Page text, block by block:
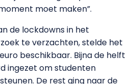
moet maken”.
de lockdowns in het
te verzachten, stelde het
beschikbaar. Bijna de helft
ingezet om studenten
De rest ging naar de